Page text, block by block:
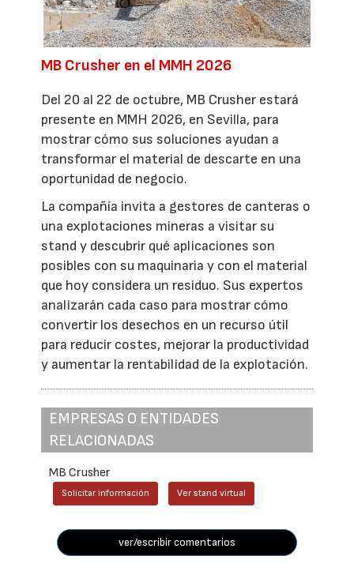
MB Crusher en el MMH 2026
Del 20 al 22 de octubre, MB Crusher estará
presente en MMH 2026, en Sevilla, para
mostrar cómo sus soluciones ayudan a
transformar el material de descarte en una
oportunidad de negocio.
La compañía invita a gestores de canteras o
una explotaciones mineras a visitar su
stand y descubrir qué aplicaciones son
posibles con su maquinaria y con el material
que hoy considera un residuo. Sus expertos
analizarán cada caso para mostrar cómo
convertir los desechos en un recurso útil
para reducir costes, mejorar la productividad
y aumentar la rentabilidad de la explotación.
EMPRESAS O ENTIDADES
RELACIONADAS
MB Crusher
Solicitar información Ver stand virtual
ver/escribir comentarios